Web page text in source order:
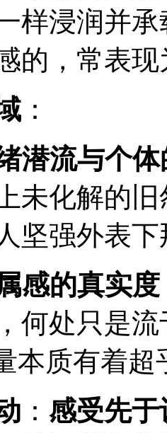
样浸润并
的，常表现
：
潜流与个
未化解的
坚强外表
感的真实度
何处只是
本质有着
： 感受先